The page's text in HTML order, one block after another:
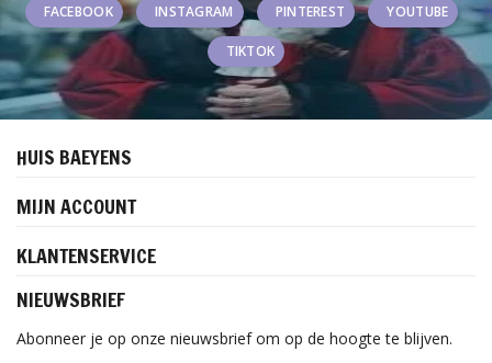
FACEBOOK INSTAGRAM PINTEREST YOUTUBE
TIKTOK
HUIS BAEYENS
MIJN ACCOUNT
KLANTENSERVICE
NIEUWSBRIEF
Abonneer je op onze nieuwsbrief om op de hoogte te blijven.